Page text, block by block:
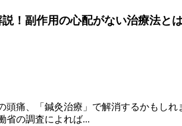
！副作用の心配がない治療法と
痛、「鍼灸治療」で解消するかもし
省の調査によれば...